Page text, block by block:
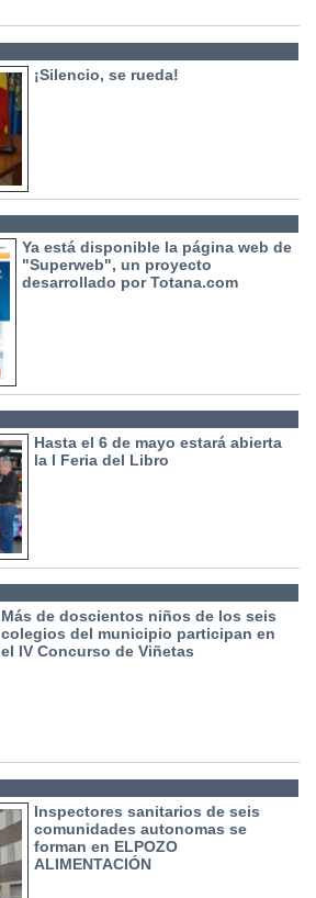
¡Silencio, se rueda!
Ya está disponible la página web de
"Superweb", un proyecto
desarrollado por Totana.com
Hasta el 6 de mayo estará abierta
la I Feria del Libro
Más de doscientos niños de los seis
colegios del municipio participan en
el IV Concurso de Viñetas
Inspectores sanitarios de seis
comunidades autonomas se
forman en ELPOZO
ALIMENTACIÓN